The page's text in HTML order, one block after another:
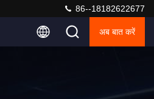
86--18182622677
अब बात करें